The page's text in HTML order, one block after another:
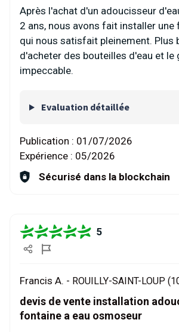
Après l'achat d'un adoucisseur
2 ans, nous avons fait installer une
qui nous satisfait pleinement. Plus
d'acheter des bouteilles d'eau et le
impeccable.
Evaluation détaillée
Publication : 01/07/2026
Expérience : 05/2026
Sécurisé dans la blockchain
5
Francis A. - ROUILLY-SAINT-LOUP
devis de vente installation
fontaine a eau osmoseur